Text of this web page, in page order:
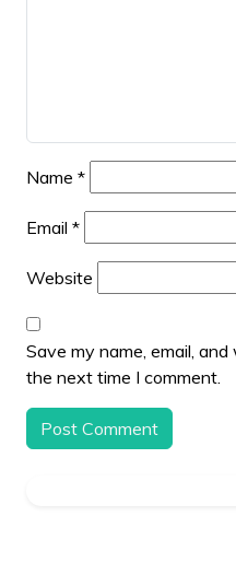
Name *
Email *
Website
Save my name, email,
the next time I comment.